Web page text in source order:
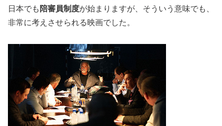
日本でも 陪審員制度が始まりますが、そういう意味でも、
非常に考えさせられる映画でした。